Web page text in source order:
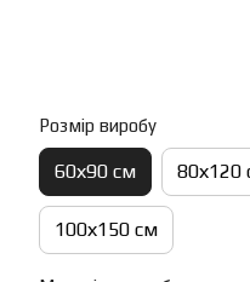
Розмір виробу
60х90 см 80х120
100х150 см